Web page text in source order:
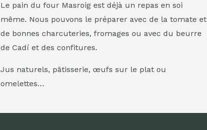
Le pain du four Masroig est déjà un repas en soi
même. Nous pouvons le préparer avec de la tomate et
de bonnes charcuteries, fromages ou avec du beurre
de Cadí et des confitures.
Jus naturels, pâtisserie, œufs sur le plat ou
omelettes…